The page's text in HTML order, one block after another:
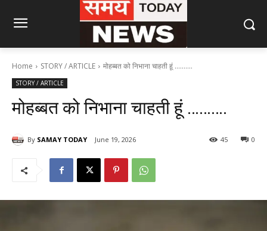
Home STORY / ARTICLE मोहब्बत को निभाना चाहती हूं ..........
STORY / ARTICLE
मोहब्बत को निभाना चाहती हूं ……….
By SAMAY TODAY June 19, 2026 0
45